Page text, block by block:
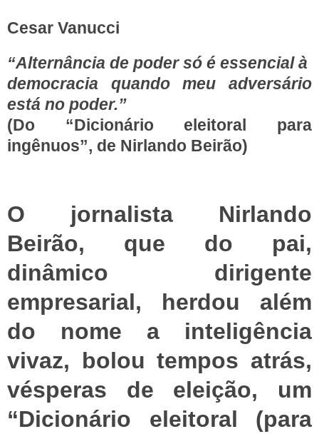
Cesar Vanucci
“Alternância de poder só é essencial à
democracia quando meu adversário
está no poder.”
(Do “Dicionário eleitoral para
ingênuos”, de Nirlando Beirão)
O jornalista Nirlando
Beirão, que do pai,
dinâmico dirigente
empresarial, herdou além
do nome a inteligência
vivaz, bolou tempos atrás,
vésperas de eleição, um
“Dicionário eleitoral (para